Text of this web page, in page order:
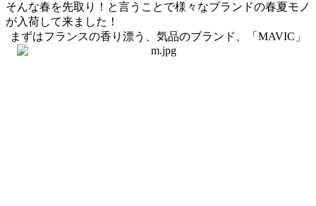
そんな春を先取り！と言うことで様々なブランドの春夏モノ
が入荷して来ました！
まずはフランスの香り漂う、気品のブランド、「MAVIC」